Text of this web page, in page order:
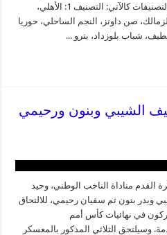
القرعة عن مواجهات قوية. وجاءت التصنيفات كالآتي: التصنيف 1: الأهلي،
الوداد، الرجاء التصنيف 2: الزمالك، صن داونز، النجم الساحلي، حوريا
الشيبي وبنون ورحيمي
القدم مناداة الناخب الوطني، وحيد
وبدر بنون ثم سفيان رحيمي، للالتحاق
في نهائيات كأس أمم
وسيلتحق الثلاثي المذكور بالمعسكر